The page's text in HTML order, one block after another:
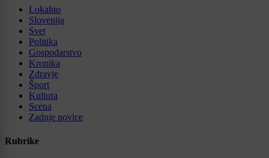
Lokalno
Slovenija
Svet
Politika
Gospodarstvo
Kronika
Zdravje
Šport
Kultura
Scena
Zadnje novice
Rubrike